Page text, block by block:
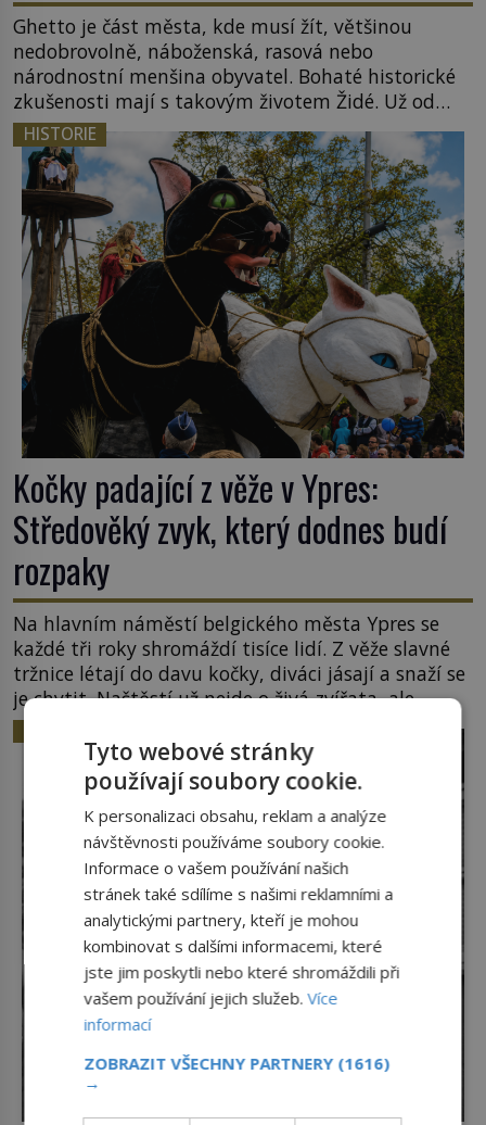
Ghetto je část města, kde musí žít, většinou
nedobrovolně, náboženská, rasová nebo
národnostní menšina obyvatel. Bohaté historické
zkušenosti mají s takovým životem Židé. Už od
středověku jsou totiž v každou chvíli nuceni v
nějakém žít. Mezi ty nejslavnější patří i římské
ghetto založené v roce 1555. Pokud jde o vztah
k Židům, nemá se Řím čím chlubit. […]
HISTORIE
Kočky padající z věže v Ypres:
Středověký zvyk, který dodnes budí
rozpaky
Na hlavním náměstí belgického města Ypres se
každé tři roky shromáždí tisíce lidí. Z věže slavné
tržnice létají do davu kočky, diváci jásají a snaží se
je chytit. Naštěstí už nejde o živá zvířata, ale
jenom o plyšové suvenýry. Kdysi to ale bylo jinak.
Tato veselá podívaná připomíná jeden z
nejpodivnějších a zároveň nejkrutějších zvyků […]
Tyto webové stránky
používají soubory cookie.
K personalizaci obsahu, reklam a analýze
návštěvnosti používáme soubory cookie.
Informace o vašem používání našich
stránek také sdílíme s našimi reklamními a
analytickými partnery, kteří je mohou
kombinovat s dalšími informacemi, které
jste jim poskytli nebo které shromáždili při
vašem používání jejich služeb.Více
informací
ZOBRAZIT VŠECHNY PARTNERY (1616)
→